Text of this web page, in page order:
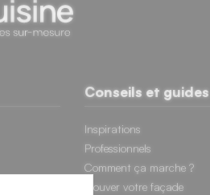
Conseils et guides
Inspirations
Professionnels
Comment ça marche ?
Trouver votre façade